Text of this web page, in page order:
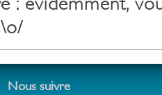
Nous suivre